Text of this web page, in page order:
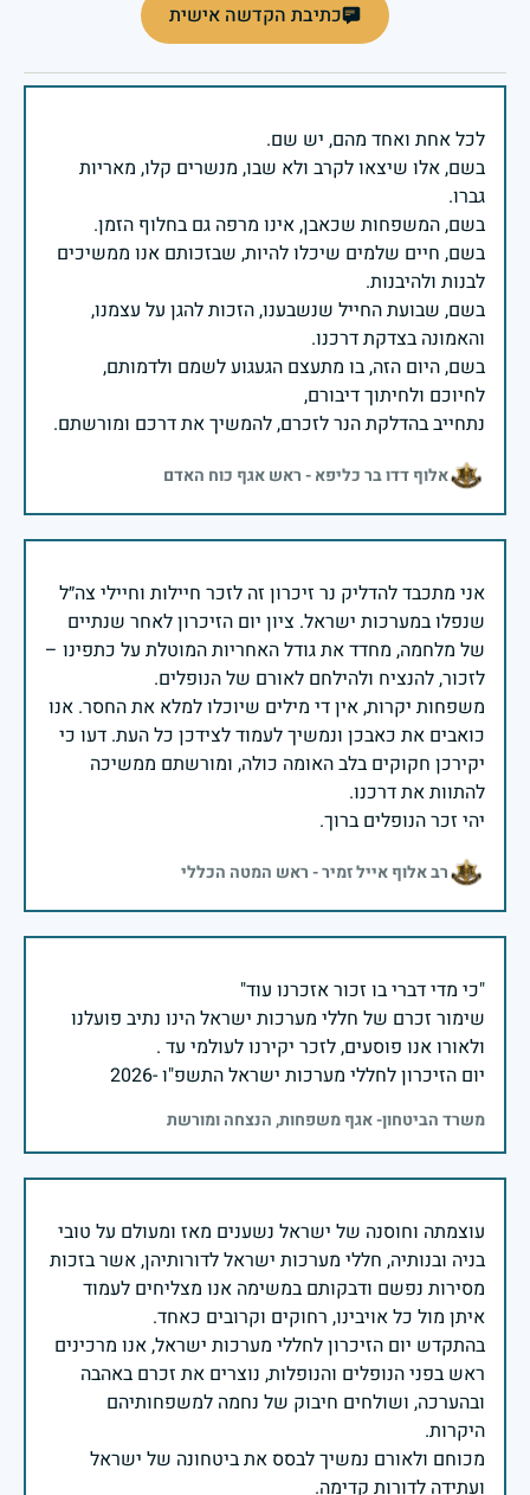
כתיבת הקדשה אישית
בשם, אלו שיצאו לקרב ולא שבו, מנשרים קלו, מאריות
בשם, חיים שלמים שיכלו להיות, שבזכותם אנו ממשיכים
בשם, שבועת החייל שנשבענו, הזכות להגן על עצמנו,
בשם, היום הזה, בו מתעצם הגעגוע לשמם ולדמותם,
נתחייב בהדלקת הנר לזכרם, להמשיך את דרכם ומורשתם.
אלוף דדו בר כליפא - ראש אגף כוח האדם
אני מתכבד להדליק נר זיכרון זה לזכר חיילות וחיילי צה״ל
שנפלו במערכות ישראל. ציון יום הזיכרון לאחר שנתיים
של מלחמה, מחדד את גודל האחריות המוטלת על כתפינו –
משפחות יקרות, אין די מילים שיוכלו למלא את החסר. אנו
כואבים את כאבכן ונמשיך לעמוד לצידכן כל העת. דעו כי
יקירכן חקוקים בלב האומה כולה, ומורשתם ממשיכה
יהי זכר הנופלים ברוך.
רב אלוף אייל זמיר - ראש המטה הכללי
שימור זכרם של חללי מערכות ישראל הינו נתיב פועלנו
יום הזיכרון לחללי מערכות ישראל התשפ"ו -2026
משרד הביטחון- אגף משפחות, הנצחה ומורשת
עוצמתה וחוסנה של ישראל נשענים מאז ומעולם על טובי
בניה ובנותיה, חללי מערכות ישראל לדורותיהן, אשר בזכות
מסירות נפשם ודבקותם במשימה אנו מצליחים לעמוד
בהתקדש יום הזיכרון לחללי מערכות ישראל, אנו מרכינים
ראש בפני הנופלים והנופלות, נוצרים את זכרם באהבה
ובהערכה, ושולחים חיבוק של נחמה למשפחותיהם
מכוחם ולאורם נמשיך לבסס את ביטחונה של ישראל
ועתידה לדורות קדימה.